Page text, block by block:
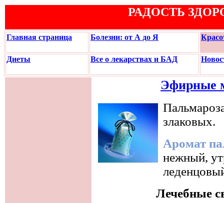
РАДОСТЬ
Главная страница Болезни: от А до Я
Диеты Все о лекарствах и БАД
Эфирные
злаковых.
Аромат
нежный,
Лечебные